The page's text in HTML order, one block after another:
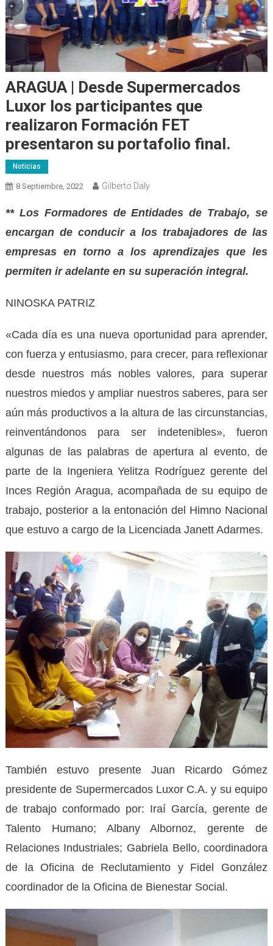
ARAGUA | Desde Supermercados
Luxor los participantes que
realizaron Formación FET
presentaron su portafolio final.
Noticias
8 Septiembre, 2022 Gilberto Daly
** Los Formadores de Entidades de Trabajo, se
encargan de conducir a los trabajadores de las
empresas en torno a los aprendizajes que les
permiten ir adelante en su superación integral.
NINOSKA PATRIZ
«Cada día es una nueva oportunidad para aprender,
con fuerza y entusiasmo, para crecer, para reflexionar
desde nuestros más nobles valores, para superar
nuestros miedos y ampliar nuestros saberes, para ser
aún más productivos a la altura de las circunstancias,
reinventándonos para ser indetenibles», fueron
algunas de las palabras de apertura al evento, de
parte de la Ingeniera Yelitza Rodríguez gerente del
Inces Región Aragua, acompañada de su equipo de
trabajo, posterior a la entonación del Himno Nacional
que estuvo a cargo de la Licenciada Janett Adarmes.
También estuvo presente Juan Ricardo Gómez
presidente de Supermercados Luxor C.A. y su equipo
de trabajo conformado por: Iraí García, gerente de
Talento Humano; Albany Albornoz, gerente de
Relaciones Industriales; Gabriela Bello, coordinadora
de la Oficina de Reclutamiento y Fidel González
coordinador de la Oficina de Bienestar Social.